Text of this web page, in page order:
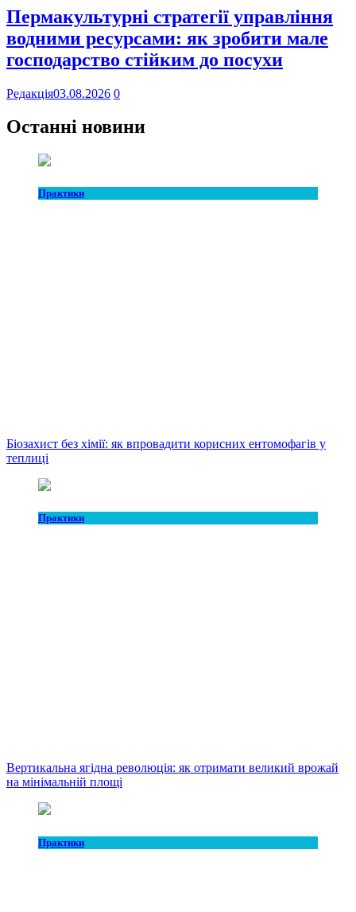
Пермакультурні стратегії управління
водними ресурсами: як зробити мале
господарство стійким до посухи
Редакція03.08.2026 0
Останні новини
Практики
Біозахист без хімії: як впровадити корисних ентомофагів у
теплиці
Практики
Вертикальна ягідна революція: як отримати великий врожай
на мінімальній площі
Практики